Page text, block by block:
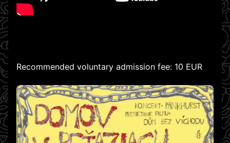
Recommended voluntary admission fee: 10 EUR